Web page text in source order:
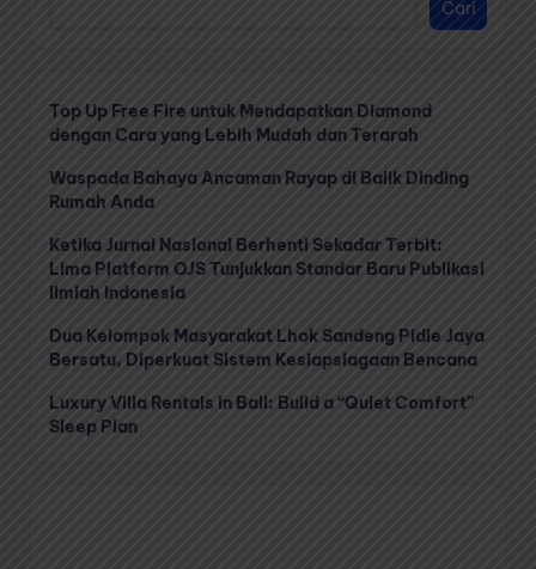
Cari
Top Up Free Fire untuk Mendapatkan Diamond
dengan Cara yang Lebih Mudah dan Terarah
Waspada Bahaya Ancaman Rayap di Balik Dinding
Rumah Anda
Ketika Jurnal Nasional Berhenti Sekadar Terbit:
Lima Platform OJS Tunjukkan Standar Baru Publikasi
Ilmiah Indonesia
Dua Kelompok Masyarakat Lhok Sandeng Pidie Jaya
Bersatu, Diperkuat Sistem Kesiapsiagaan Bencana
Luxury Villa Rentals in Bali: Build a “Quiet Comfort”
Sleep Plan